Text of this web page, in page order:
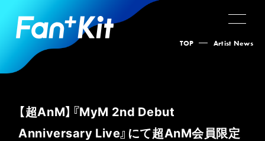
TOP Artist News
【超AnM】『MyM 2nd Debut
Anniversary Live』にて超AnM会員限定